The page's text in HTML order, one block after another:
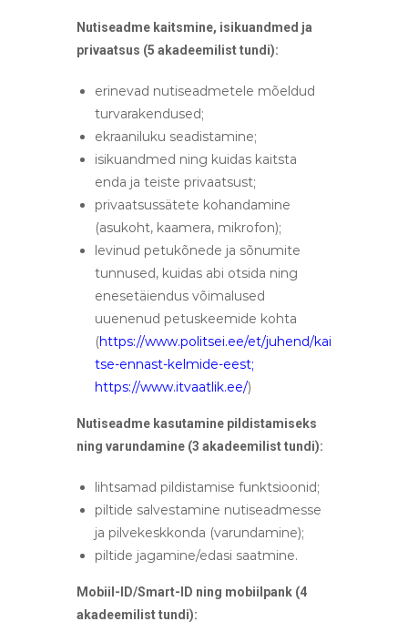
Nutiseadme kaitsmine, isikuandmed ja
privaatsus (5 akadeemilist tundi):
erinevad nutiseadmetele mõeldud
turvarakendused;
ekraaniluku seadistamine;
isikuandmed ning kuidas kaitsta
enda ja teiste privaatsust;
privaatsussätete kohandamine
(asukoht, kaamera, mikrofon);
levinud petukõnede ja sõnumite
tunnused, kuidas abi otsida ning
enesetäiendus võimalused
uuenenud petuskeemide kohta
(https://www.politsei.ee/et/juhend/kai
tse-ennast-kelmide-eest;
https://www.itvaatlik.ee/)
Nutiseadme kasutamine pildistamiseks
ning varundamine (3 akadeemilist tundi):
lihtsamad pildistamise funktsioonid;
piltide salvestamine nutiseadmesse
ja pilvekeskkonda (varundamine);
piltide jagamine/edasi saatmine.
Mobiil-ID/Smart-ID ning mobiilpank (4
akadeemilist tundi):